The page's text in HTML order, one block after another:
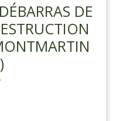
DE